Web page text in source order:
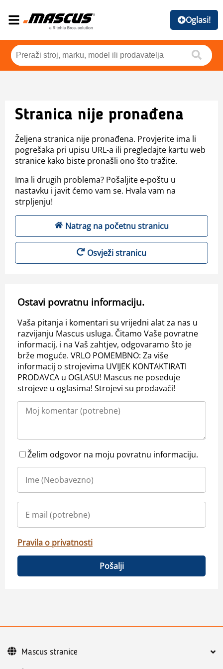
Oglasi!
Stranica nije pronađena
Željena stranica nije pronađena. Provjerite ima li
pogrešaka pri upisu URL-a ili pregledajte kartu web
stranice kako biste pronašli ono što tražite.
Ima li drugih problema? Pošaljite e-poštu u
nastavku i javit ćemo vam se. Hvala vam na
strpljenju!
Natrag na početnu stranicu
Osvježi stranicu
Ostavi povratnu informaciju.
Vaša pitanja i komentari su vrijedni alat za nas u
razvijanju Mascus usluga. Čitamo Vaše povratne
informacij, i na Vaš zahtjev, odgovaramo što je
brže moguće. VRLO POMEMBNO: Za više
informacij o strojevima UVIJEK KONTAKTIRATI
PRODAVCA u OGLASU! Mascus ne poseduje
strojeve u oglasima! Strojevi su prodavači!
Želim odgovor na moju povratnu informaciju.
Pravila o privatnosti
Pošalji
Mascus stranice